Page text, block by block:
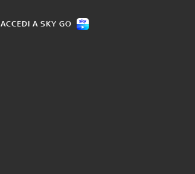
ACCEDI A SKY GO